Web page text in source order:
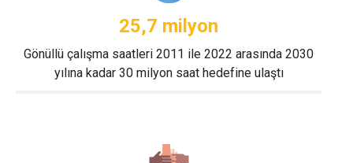
25,7 milyon
Gönüllü çalışma saatleri 2011 ile 2022 arasında 2030
yılına kadar 30 milyon saat hedefine ulaştı